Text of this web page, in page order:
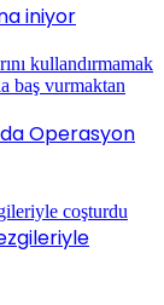
iniyor
Operasyon